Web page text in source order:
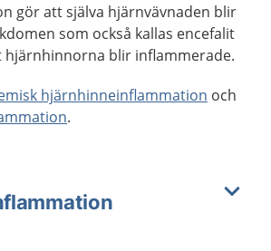
gör att själva hjärnvävnaden blir
som också kallas encefalit
hjärnhinnorna blir inflammerade.
hjärnhinneinflammation och
.